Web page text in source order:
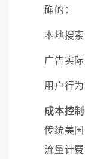
确的：
本地搜
广告实
用户行
成本控
传统美
流量计